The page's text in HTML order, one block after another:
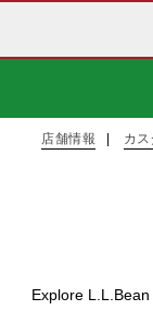
店舗情報 カス
Explore L.L.Bean